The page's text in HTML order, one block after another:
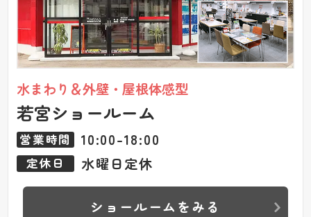
水まわり＆外壁・屋根体感型
若宮ショールーム
営業時間 10:00-18:00
定休日 水曜日定休
ショールームをみる